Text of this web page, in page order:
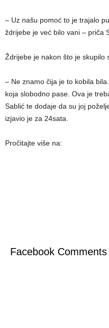
– Uz našu pomoć to je trajalo
ždrijebe je već bilo vani – priča
Ždrijebe je nakon što je skupilo
– Ne znamo čija je to kobila
koja slobodno pase. Ova je
Sablić te dodaje da su joj
izjavio je za 24sata.
Pročitajte više na:
Facebook